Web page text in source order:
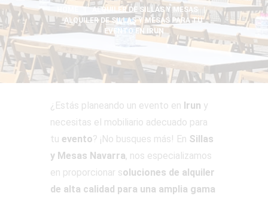
ALQUILER DE SILLAS Y MESAS
ALQUILER DE SILLAS Y MESAS PARA TU
EVENTO EN IRUN
¿Estás planeando un evento en Irun y
necesitas el mobiliario adecuado para
tu evento? ¡No busques más! En Sillas
y Mesas Navarra, nos especializamos
en proporcionar soluciones de alquiler
de alta calidad para una amplia gama